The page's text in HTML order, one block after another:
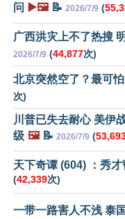
问
▶️🖼️📝 2026/7/9 (
广西洪灾上不了热搜
2026/7/9 (44,877次)
北京突然空了？最可
次)
川普已失去耐心 美伊
级 🖼️📝 2026/7/9 (
天下奇谭 (604) ：秀
(42,339次)
一带一路害人不浅 泰